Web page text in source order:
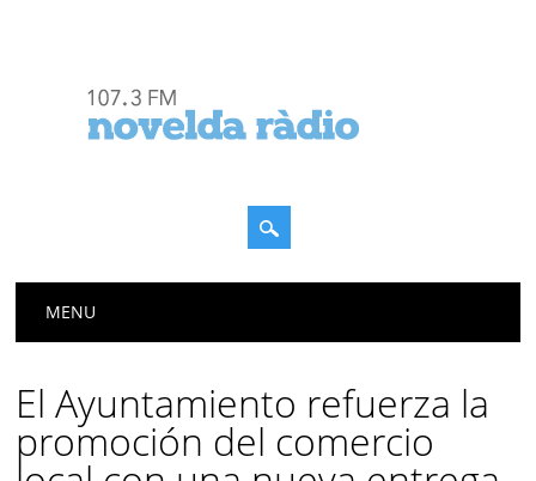
Menú principal
MENU
El Ayuntamiento refuerza la
promoción del comercio